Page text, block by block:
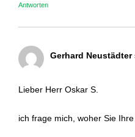
Antworten
Gerhard Neustädter
Lieber Herr Oskar S.
ich frage mich, woher Sie